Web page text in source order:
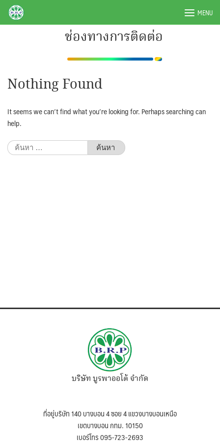
SkipBRPAUTO.COM MENU
ช่องทางการติดต่อ
Nothing Found
It seems we can’t find what you’re looking for. Perhaps searching can
help.
ค้นหา
สำหรับ:
บริษัท บูรพาออโต้ จำกัด
ที่อยู่บริษัท 140 บางบอน 4 ซอย 4 แขวงบางบอนเหนือ
เขตบางบอน กทม. 10150
เบอร์โทร 095-723-2693